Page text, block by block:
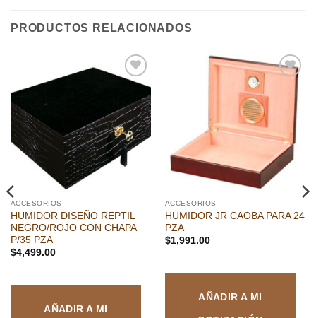
PRODUCTOS RELACIONADOS
Añadir
lista de
deseos
ACCESORIOS
HUMIDOR DISEÑO REPTIL
NEGRO/ROJO CON CHAPA
P/35 PZA
$4,499.00
AÑADIR A MI
Añadir
lista de
deseos
ACCESORIOS
HUMIDOR JR CAOBA PARA 24
PZA
$1,991.00
AÑADIR A MI